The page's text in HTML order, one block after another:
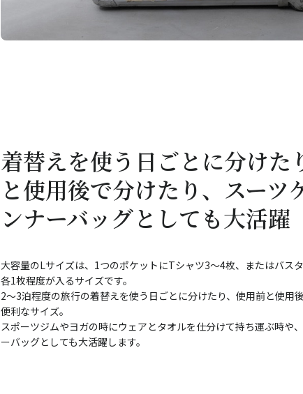
着替えを使う日ごとに分けた
と使用後で分けたり、スーツ
ンナーバッグとしても大活躍
大容量のLサイズは、1つのポケットにTシャツ3～4枚、またはバス
各1枚程度が入るサイズです。
2～3泊程度の旅行の着替えを使う日ごとに分けたり、使用前と使用
便利なサイズ。
スポーツジムやヨガの時にウェアとタオルを仕分けて持ち運ぶ時や
ーバッグとしても大活躍します。